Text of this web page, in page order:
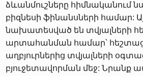
ձևանմուշները հիմնականում
բիզնեսի ֆինանսների համար:
նախատեսված են տվյալների
արտահանման համար՝
աղբյուրներից տվյալների
բյուջետավորման մեջ: Նրանք